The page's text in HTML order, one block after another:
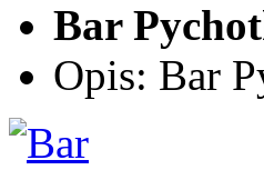
Bar
Opis: Bar